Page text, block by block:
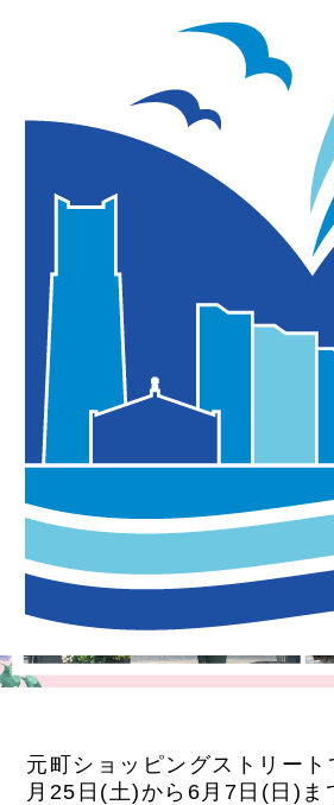
元町ショッピング
Motomachi Garden
2026（モトマチガー
※こちらのイベントは終了しております。
元町ショッピングストリー
月25日(土)から6月7日(日)ま